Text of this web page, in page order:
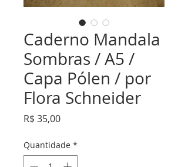
Caderno Mandala
Sombras / A5 /
Capa Pólen / por
Flora Schneider
R$ 35,00Preço
Quantidade *